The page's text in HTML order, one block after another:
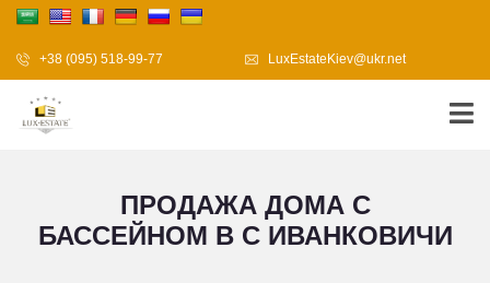
+38 (095) 518-99-77 LuxEstateKiev@ukr.net
ПРОДАЖА ДОМА С
БАССЕЙНОМ В С ИВАНКОВИЧИ